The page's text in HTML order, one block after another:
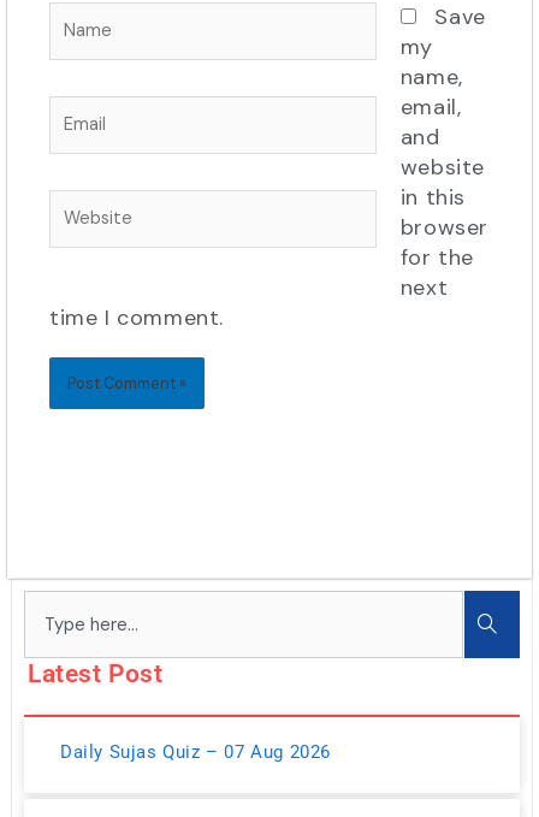
Name
Email
Website
Save
my
name,
email,
and
website
in this
browser
for the
next
time I comment.
Latest Post
Daily Sujas Quiz – 07 Aug 2026